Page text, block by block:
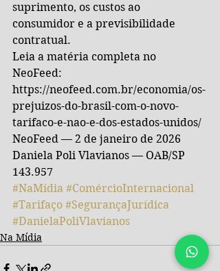
suprimento, os custos ao
consumidor e a previsibilidade
contratual.
Leia a matéria completa no
NeoFeed:
https://neofeed.com.br/economia/os-
prejuizos-do-brasil-com-o-novo-
tarifaco-e-nao-e-dos-estados-unidos/
NeoFeed — 2 de janeiro de 2026
Daniela Poli Vlavianos — OAB/SP
143.957
#NaMídia #ComércioInternacional
#Tarifaço #SegurançaJurídica
#DanielaPoliVlavianos
Na Mídia